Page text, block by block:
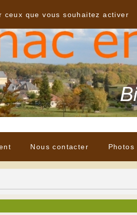
Nous contacter Photos
que vous souhaitez activer